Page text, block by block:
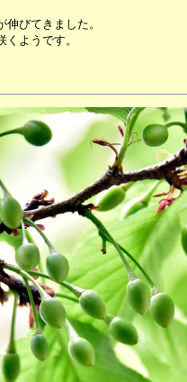
びてきました。
ようです。